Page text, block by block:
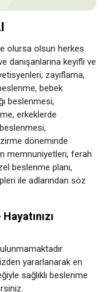
olursa olsun herkes
danışanlarına keyifli ve
zayıflama,
bebek
beslenmesi,
erkeklerde
döneminde
memnuniyetleri, ferah
beslenme planı,
ile adlarından söz
yararlanarak en
sağlıklı beslenme